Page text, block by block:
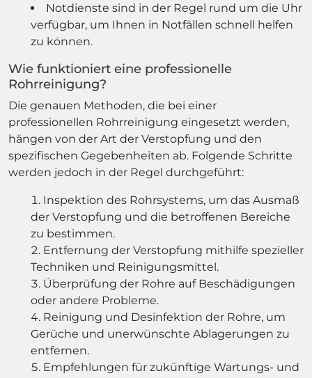
Notdienste sind in der Regel rund um die Uhr
verfügbar, um Ihnen in Notfällen schnell helfen
zu können.
Wie funktioniert eine professionelle
Rohrreinigung?
Die genauen Methoden, die bei einer
professionellen Rohrreinigung eingesetzt werden,
hängen von der Art der Verstopfung und den
spezifischen Gegebenheiten ab. Folgende Schritte
werden jedoch in der Regel durchgeführt:
Inspektion des Rohrsystems, um das Ausmaß
der Verstopfung und die betroffenen Bereiche
zu bestimmen.
Entfernung der Verstopfung mithilfe spezieller
Techniken und Reinigungsmittel.
Überprüfung der Rohre auf Beschädigungen
oder andere Probleme.
Reinigung und Desinfektion der Rohre, um
Gerüche und unerwünschte Ablagerungen zu
entfernen.
Empfehlungen für zukünftige Wartungs- und